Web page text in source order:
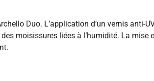
Duo. L’application d’un vernis anti-
moisissures liées à l’humidité. La mise